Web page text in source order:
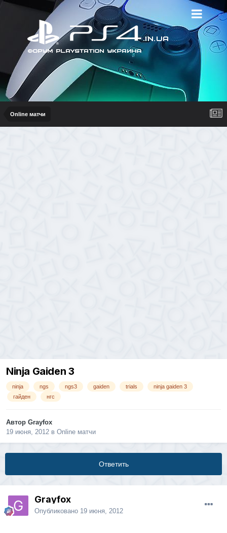
Online матчи
Ninja Gaiden 3
ninja ngs ngs3 gaiden trials
ninja gaiden 3
гайден
нгс
Автор Grayfox
19 июня, 2012 в Online матчи
Ответить
Grayfox
Опубликовано 19 июня, 2012